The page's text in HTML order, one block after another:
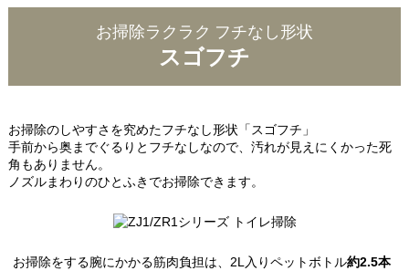
お掃除ラクラク フチなし形状
スゴフチ
お掃除のしやすさを究めたフチなし形状「スゴフチ」
手前から奥までぐるりとフチなしなので、汚れが見えにくかった死
角もありません。
ノズルまわりのひとふきでお掃除できます。
お掃除をする腕にかかる筋肉負担は、2L入りペットボトル約2.5本